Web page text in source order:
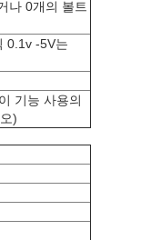
나 0개의 볼트
0.1v -5V는
기능 사용의
)